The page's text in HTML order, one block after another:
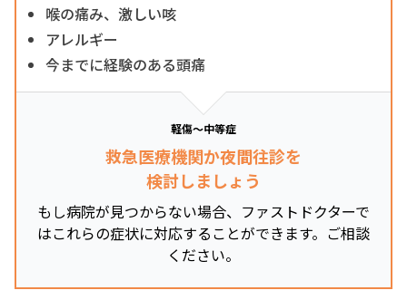
喉の痛み、激しい咳
アレルギー
今までに経験のある頭痛
軽傷～中等症
救急医療機関か夜間往診を
検討しましょう
もし病院が見つからない場合、ファストドクターで
はこれらの症状に対応することができます。ご相談
ください。